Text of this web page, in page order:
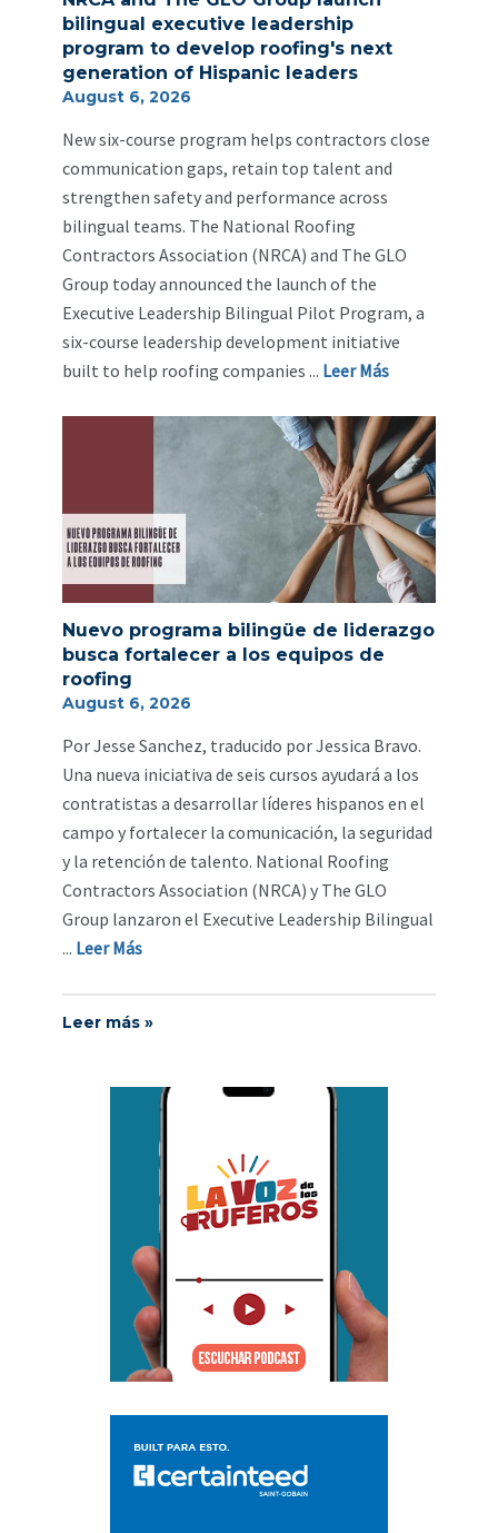
bilingual executive leadership
program to develop roofing's next
generation of Hispanic leaders
August 6, 2026
New six-course program helps contractors close
communication gaps, retain top talent and
strengthen safety and performance across
bilingual teams. The National Roofing
Contractors Association (NRCA) and The GLO
Group today announced the launch of the
Executive Leadership Bilingual Pilot Program, a
six-course leadership development initiative
built to help roofing companies ... Leer Más
Nuevo programa bilingüe de liderazgo
busca fortalecer a los equipos de
roofing
August 6, 2026
Por Jesse Sanchez, traducido por Jessica Bravo.
Una nueva iniciativa de seis cursos ayudará a los
contratistas a desarrollar líderes hispanos en el
campo y fortalecer la comunicación, la seguridad
y la retención de talento. National Roofing
Contractors Association (NRCA) y The GLO
Group lanzaron el Executive Leadership Bilingual
... Leer Más
Leer más »